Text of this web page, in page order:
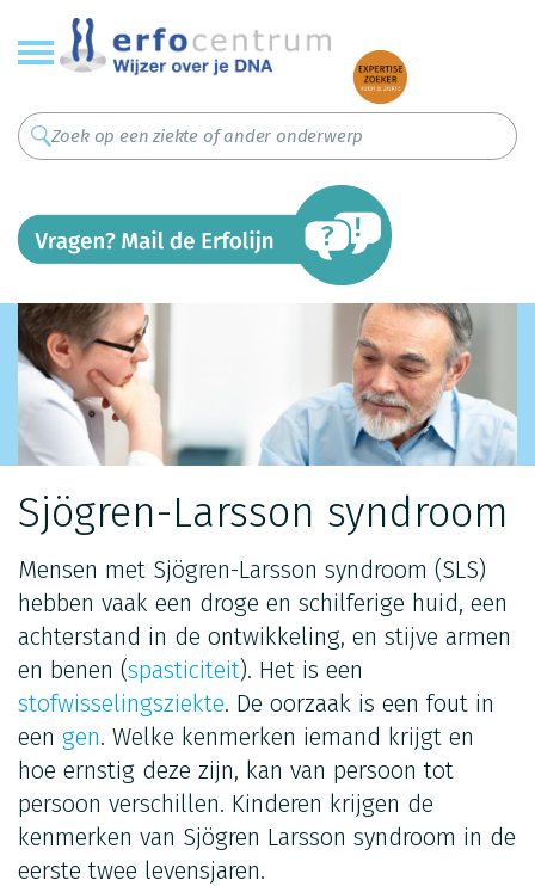
Overslaan
en
naar
inhoud
gaan
Sjögren-Larsson syndroom
Mensen met Sjögren-Larsson syndroom (SLS)
hebben vaak een droge en schilferige huid, een
achterstand in de ontwikkeling, en stijve armen
en benen (spasticiteit). Het is een
stofwisselingsziekte. De oorzaak is een fout in
een gen. Welke kenmerken iemand krijgt en
hoe ernstig deze zijn, kan van persoon tot
persoon verschillen. Kinderen krijgen de
kenmerken van Sjögren Larsson syndroom in de
eerste twee levensjaren.